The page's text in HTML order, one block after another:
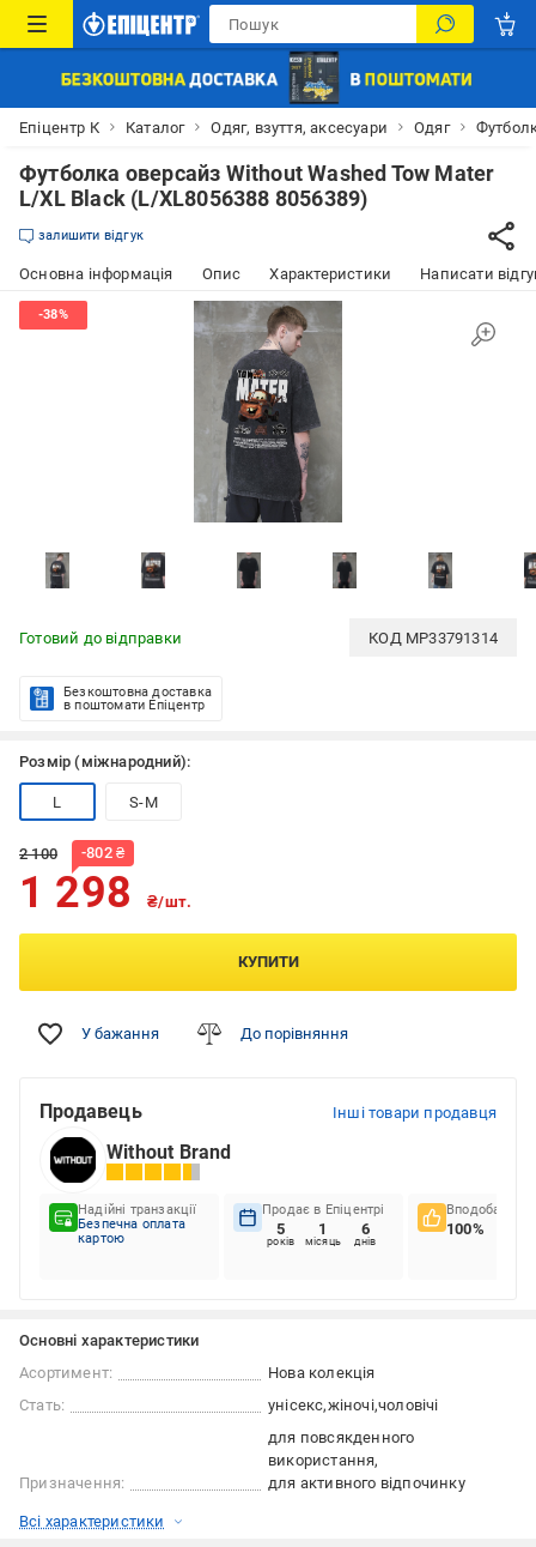
Епіцентр К Каталог Одяг, взуття, аксесуари Одяг
Футболка оверсайз Without Washed Tow Mater
L/XL Black (L/XL8056388 8056389)
залишити відгук
Основна інформація Опис Характеристики Написати
Готовий до відправки КОД MP33791314
Безкоштовна доставка
в поштомати Епіцентр
Розмір (міжнародний):
L S-M
2 100 -802₴
1 298 ₴/шт.
КУПИТИ
У бажання До порівняння
Продавець Інші товари продавця
Without Brand
Надійні транзакції
Безпечна оплата
картою
Продає в Епіцентрі
5
років
1
місяць
6
днів
Вподобання
100%
Основні характеристики
Асортимент:
Нова колекція
Стать:
унісекс жіночі чоловічі
Призначення:
для повсякденного
використання
для активного відпочинку
Всі характеристики